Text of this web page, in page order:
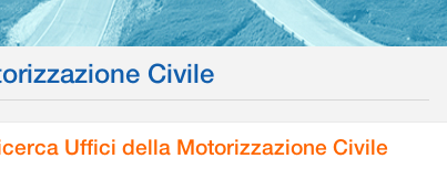
Civile
Uffici della Motorizzazione Civile